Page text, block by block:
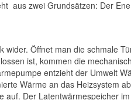
aus zwei Grundsätzen: Der
Öffnet man die schmale
ist, kommen die
entzieht der Umwelt
Wärme an das Heizsystem
Der Latentwärmespeicher